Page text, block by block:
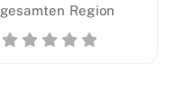
gesamten Region